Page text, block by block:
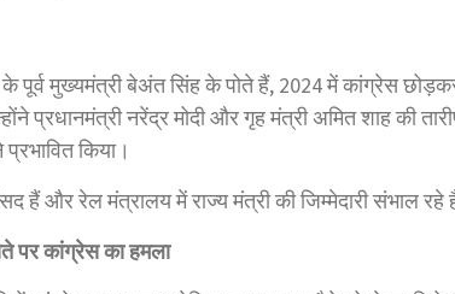
पूर्व मुख्यमंत्री बेअंत सिंह के पोते हैं, 2024 में कांग्रेस छोड़कर
प्रधानमंत्री नरेंद्र मोदी और गृह मंत्री अमित शाह की
किया।
हैं और रेल मंत्रालय में राज्य मंत्री की जिम्मेदारी संभाल रहे
पर कांग्रेस का हमला